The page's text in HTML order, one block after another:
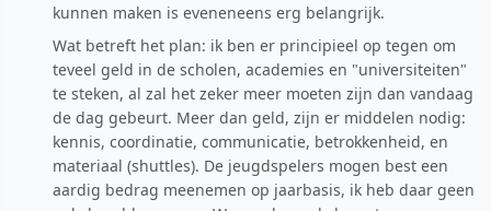
kunnen maken is eveneneens erg belangrijk.
Wat betreft het plan: ik ben er principieel op tegen om
teveel geld in de scholen, academies en "universiteiten"
te steken, al zal het zeker meer moeten zijn dan vandaag
de dag gebeurt. Meer dan geld, zijn er middelen nodig:
kennis, coordinatie, communicatie, betrokkenheid, en
materiaal (shuttles). De jeugdspelers mogen best een
aardig bedrag meenemen op jaarbasis, ik heb daar geen